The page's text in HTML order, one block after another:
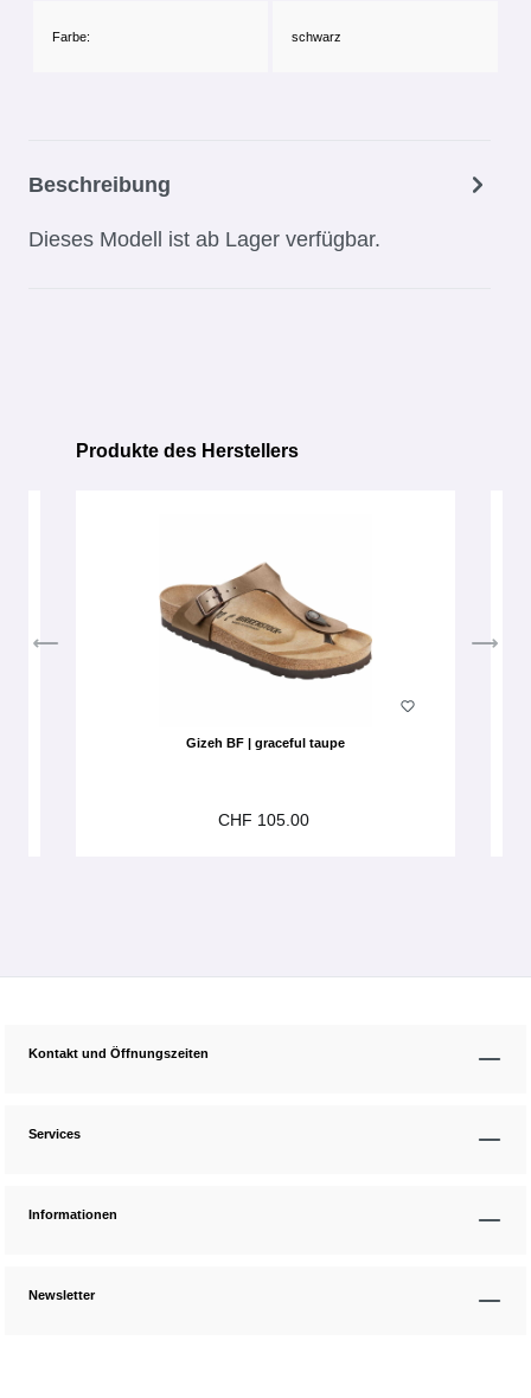
Farbe: schwarz
Beschreibung
Dieses Modell ist ab Lager verfügbar.
Produktgalerie überspringen
Produkte des Herstellers
Gizeh BF | graceful taupe
CHF 105.00
Kontakt und Öffnungszeiten
Services
Informationen
Newsletter